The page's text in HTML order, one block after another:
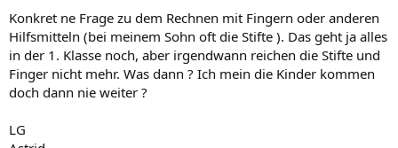
Konkret ne Frage zu dem Rechnen mit Fingern oder anderen
Hilfsmitteln (bei meinem Sohn oft die Stifte ). Das geht ja alles
in der 1. Klasse noch, aber irgendwann reichen die Stifte und
Finger nicht mehr. Was dann ? Ich mein die Kinder kommen
doch dann nie weiter ?
LG